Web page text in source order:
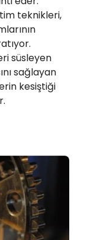
teknikleri,
süsleyen
sağlayan
kesiştiği